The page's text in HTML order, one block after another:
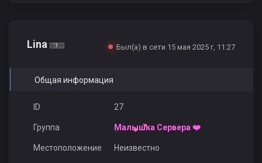
Lina Был(а) в сети 15 мая 2025 г, 11:27
Общая информация
ID 27
Группа Малышка Сервера ❤️
Местоположение Неизвестно